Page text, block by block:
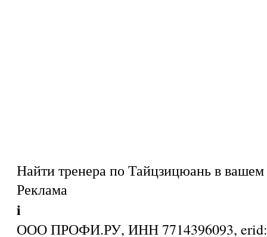
Найти тренера по Тайцзицюань в вашем
Реклама
i
ООО ПРОФИ.РУ, ИНН 7714396093,